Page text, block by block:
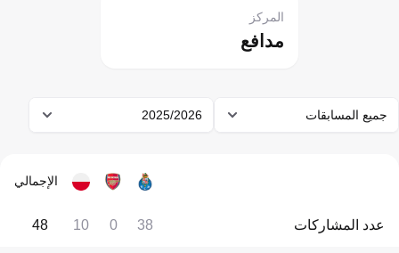
مدافع
المركز
جميع المسابقات 2025/2026
الإجمالي
عدد المشاركات 38
0
10
48